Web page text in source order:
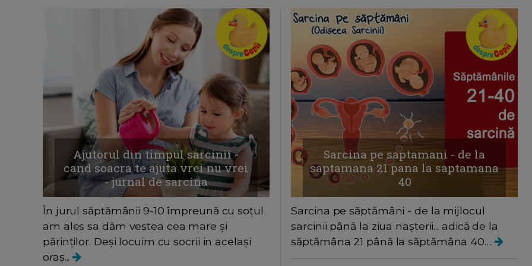
Ajutorul din timpul sarcinii -
cand soacra te ajuta vrei nu vrei
- jurnal de sarcina
În jurul săptămânii 9-10 împreună cu soțul
am ales sa dăm vestea cea mare și
părinților. Deși locuim cu socrii in același
oraș...
Sarcina pe saptamani - de la
saptamana 21 pana la saptamana
40
Sarcina pe săptămâni - de la mijlocul
sarcinii până la ziua nașterii... adică de la
săptămâna 21 până la săptămâna 40....